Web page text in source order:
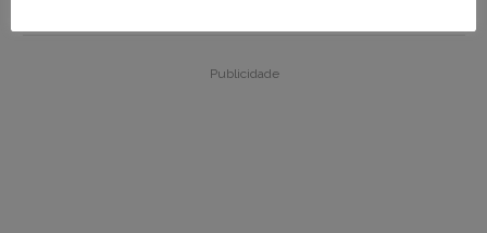
Publicidade